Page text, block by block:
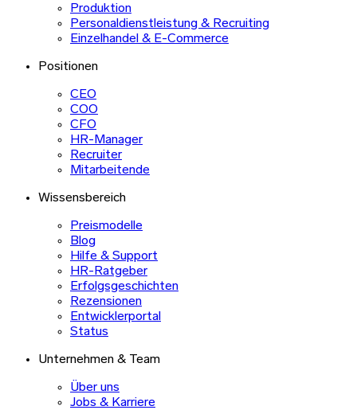
Produktion
Personaldienstleistung & Recruiting
Einzelhandel & E-Commerce
Positionen
CEO
COO
CFO
HR-Manager
Recruiter
Mitarbeitende
Wissensbereich
Preismodelle
Blog
Hilfe & Support
HR-Ratgeber
Erfolgsgeschichten
Rezensionen
Entwicklerportal
Status
Unternehmen & Team
Über uns
Jobs & Karriere